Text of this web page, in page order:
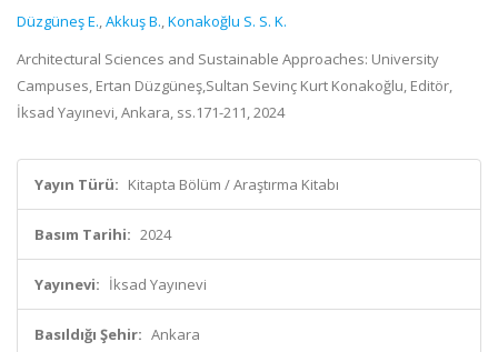
Düzgüneş E.,Akkuş B.,Konakoğlu S. S. K.
Architectural Sciences and Sustainable Approaches: University
Campuses, Ertan Düzgüneş,Sultan Sevinç Kurt Konakoğlu, Editör,
İksad Yayınevi, Ankara, ss.171-211, 2024
Yayın Türü: Kitapta Bölüm / Araştırma Kitabı
Basım Tarihi: 2024
Yayınevi: İksad Yayınevi
Basıldığı Şehir: Ankara